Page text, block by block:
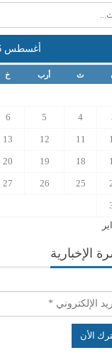
أغسطس 2026
ث أرب خ
4
5
6
11
12
13
18
19
20
25
26
27
الإخبارية